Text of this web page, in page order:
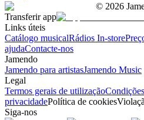
© 2026
Transferir app
Links úteis
Catálogo musicalRádios In-store
ajudaContacte-nos
Jamendo
Jamendo para artistasJamendo Music
Legal
Termos gerais de utilização
privacidadePolítica de cookies
Siga-nos